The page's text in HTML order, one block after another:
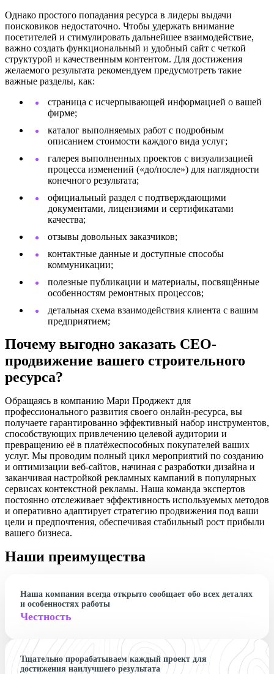
Однако простого попадания ресурса в лидеры выдачи
поисковиков недостаточно. Чтобы удержать внимание
посетителей и стимулировать дальнейшее взаимодействие,
важно создать функциональный и удобный сайт с четкой
структурой и качественным контентом. Для достижения
желаемого результата рекомендуем предусмотреть такие
важные разделы, как:
страница с исчерпывающей информацией о вашей
фирме;
каталог выполняемых работ с подробным
описанием стоимости каждого вида услуг;
галерея выполненных проектов с визуализацией
процесса изменений («до/после») для наглядности
конечного результата;
официальный раздел с подтверждающими
документами, лицензиями и сертификатами
качества;
отзывы довольных заказчиков;
контактные данные и доступные способы
коммуникации;
полезные публикации и материалы, посвящённые
особенностям ремонтных процессов;
детальная схема взаимодействия клиента с вашим
предприятием;
Почему выгодно заказать СЕО-
продвижение вашего строительного
ресурса?
Обращаясь в компанию Мари Проджект для
профессионального развития своего онлайн-ресурса, вы
получаете гарантированно эффективный набор инструментов,
способствующих привлечению целевой аудитории и
превращению её в платёжеспособных покупателей ваших
услуг. Мы проводим полный цикл мероприятий по созданию
и оптимизации веб-сайтов, начиная с разработки дизайна и
заканчивая настройкой рекламных кампаний в популярных
сервисах контекстной рекламы. Наша команда экспертов
постоянно отслеживает эффективность используемых методов
и оперативно адаптирует стратегию продвижения под ваши
цели и предпочтения, обеспечивая стабильный рост прибыли
вашего бизнеса.
Наши преимущества
Наша компания всегда открыто сообщает обо всех деталях
и особенностях работы
Честность
Тщательно прорабатываем каждый проект для
достижения наилучшего результата